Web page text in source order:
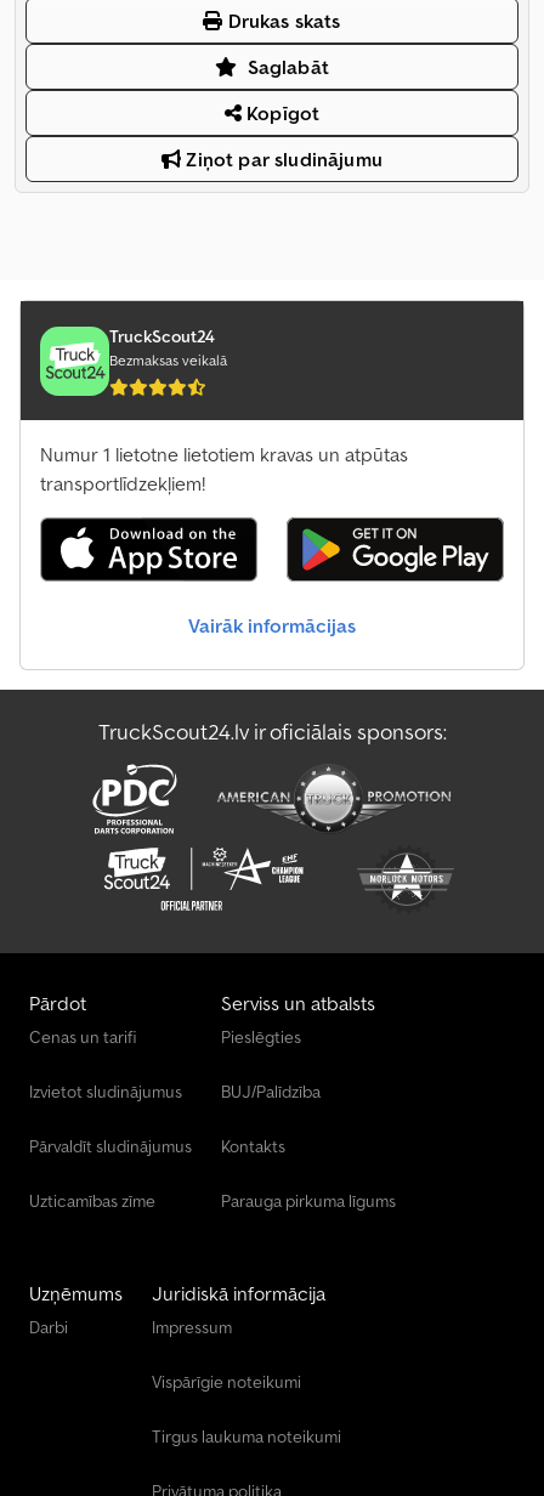
Drukas skats
Saglabāt
Kopīgot
Ziņot par sludinājumu
TruckScout24
Bezmaksas veikalā
Numur 1 lietotne lietotiem kravas un atpūtas
transportlīdzekļiem!
Vairāk informācijas
TruckScout24.lv ir oficiālais sponsors:
Pārdot
Cenas un tarifi
Izvietot sludinājumus
Pārvaldīt sludinājumus
Uzticamības zīme
Serviss un atbalsts
Pieslēgties
BUJ/Palīdzība
Kontakts
Parauga pirkuma līgums
Uzņēmums
Darbi
Juridiskā informācija
Impressum
Vispārīgie noteikumi
Tirgus laukuma noteikumi
Privātuma politika